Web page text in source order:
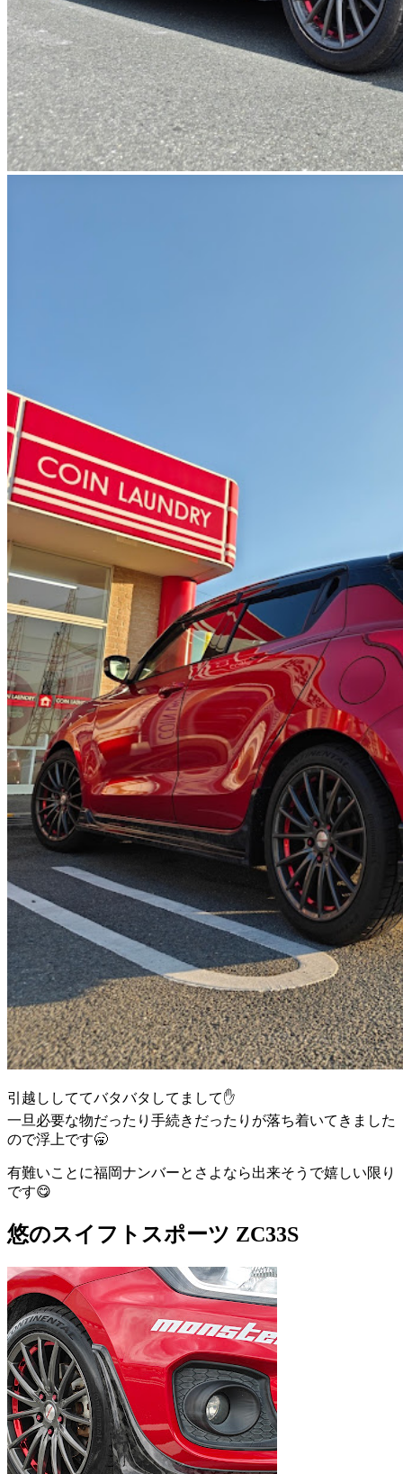
引越ししててバタバタしてまして✋
一旦必要な物だったり手続きだったりが落ち着いてきました
ので浮上です🥱
有難いことに福岡ナンバーとさよなら出来そうで嬉しい限り
です😋
悠のスイフトスポーツ ZC33S